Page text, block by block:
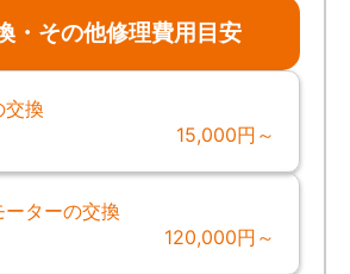
・その他修理費用目安
交換
15,000円～
ーターの交換
120,000円～